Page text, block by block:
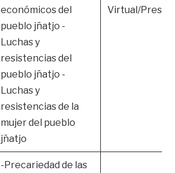
económicos del
pueblo jñatjo -
Luchas y
resistencias del
pueblo jñatjo -
Luchas y
resistencias de la
mujer del pueblo
jñatjo
Virtual/
-Precariedad de las